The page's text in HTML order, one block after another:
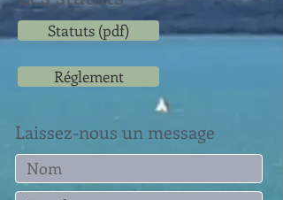
Statuts (pdf)
Réglement
Laissez-nous un message